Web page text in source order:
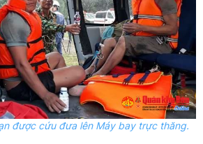
được cứu đưa lên Máy bay trực thăng.